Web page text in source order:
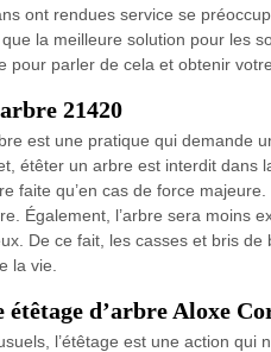
ont rendues service se
la meilleure solution pour les
pour parler de cela et obtenir
21420
est une pratique qui demande
étêter un arbre est interdit dans
faite qu’en cas de force
Également, l’arbre sera moins
De ce fait, les casses et bris
la vie.
d’arbre Aloxe
l’étêtage est une action qui